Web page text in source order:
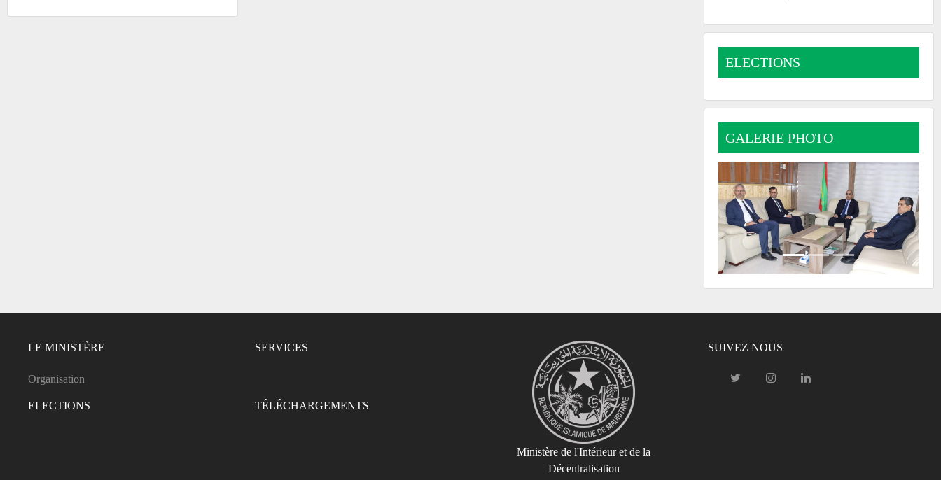
ELECTIONS
GALERIE PHOTO
LE MINISTÈRE
Organisation
SERVICES
ELECTIONS TÉLÉCHARGEMENTS
Ministère de l'Intérieur et de la
Décentralisation
SUIVEZ NOUS